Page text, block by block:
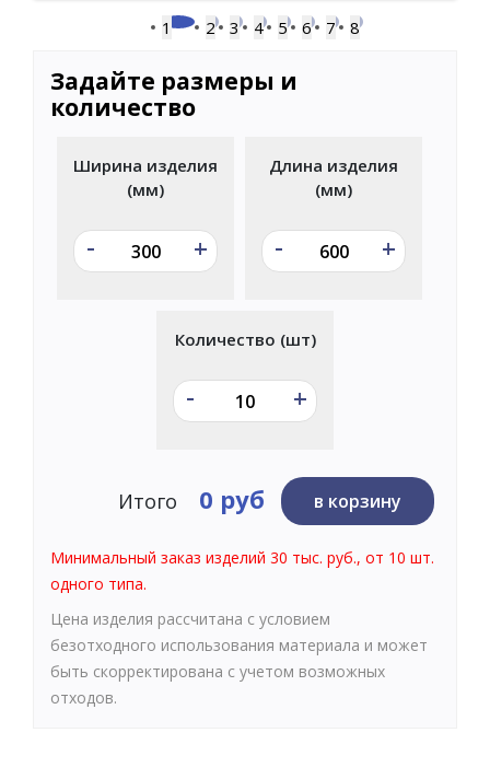
1 2 3 4 5 6 7 8
Задайте размеры и
количество
Ширина изделия
(мм)
- +
Длина изделия
(мм)
- +
Количество (шт)
- +
Итого 0 руб в корзину
Минимальный заказ изделий 30 тыс. руб., от 10 шт.
одного типа.
Цена изделия рассчитана с условием
безотходного использования материала и может
быть скорректирована с учетом возможных
отходов.